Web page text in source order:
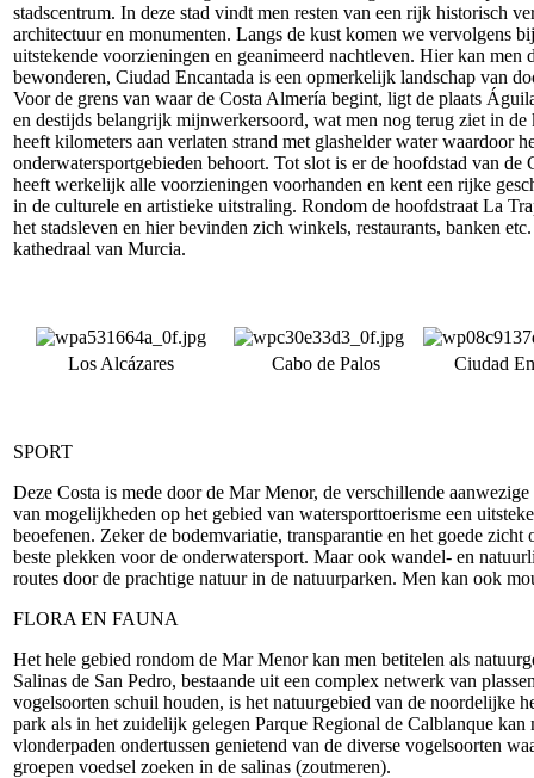
stadscentrum. In deze stad vindt men resten van een rijk historisch
architectuur en monumenten. Langs de kust komen we vervolgens
uitstekende voorzieningen en geanimeerd nachtleven. Hier kan men
bewonderen, Ciudad Encantada is een opmerkelijk landschap van
Voor de grens van waar de Costa Almería begint, ligt de plaats
en destijds belangrijk mijnwerkersoord, wat men nog terug ziet in
heeft kilometers aan verlaten strand met glashelder water waardoor
onderwatersportgebieden behoort. Tot slot is er de hoofdstad van
heeft werkelijk alle voorzieningen voorhanden en kent een rijke
in de culturele en artistieke uitstraling. Rondom de hoofdstraat La
het stadsleven en hier bevinden zich winkels, restaurants, banken
kathedraal van Murcia.
Los Alcázares Cabo de Palos Ciudad
SPORT
Deze Costa is mede door de Mar Menor, de verschillende
van mogelijkheden op het gebied van watersporttoerisme een
beoefenen. Zeker de bodemvariatie, transparantie en het goede
beste plekken voor de onderwatersport. Maar ook wandel- en
routes door de prachtige natuur in de natuurparken. Men kan ook
FLORA EN FAUNA
Het hele gebied rondom de Mar Menor kan men betitelen als
Salinas de San Pedro, bestaande uit een complex netwerk van
vogelsoorten schuil houden, is het natuurgebied van de noordelijke
park als in het zuidelijk gelegen Parque Regional de Calblanque kan
vlonderpaden ondertussen genietend van de diverse vogelsoorten
groepen voedsel zoeken in de salinas (zoutmeren).